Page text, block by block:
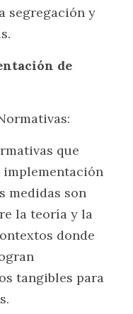
segregación y
de
Normativas:
que
medidas son
la teoría y la
donde
tangibles para